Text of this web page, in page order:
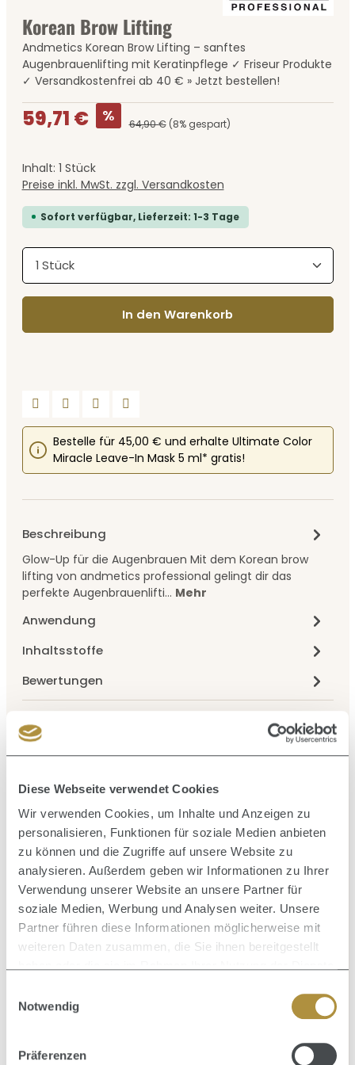
Diese Webseite verwendet Cookies
Wir verwenden Cookies, um Inhalte und Anzeigen zu
personalisieren, Funktionen für soziale Medien anbieten
zu können und die Zugriffe auf unsere Website zu
analysieren. Außerdem geben wir Informationen zu Ihrer
Verwendung unserer Website an unsere Partner für
soziale Medien, Werbung und Analysen weiter. Unsere
Partner führen diese Informationen möglicherweise mit
weiteren Daten zusammen, die Sie ihnen bereitgestellt
Notwendig
Präferenzen
Korean Brow Lifting
Andmetics Korean Brow Lifting – sanftes
Augenbrauenlifting mit Keratinpflege ✓ Friseur Produkte
✓ Versandkostenfrei ab 40 € » Jetzt bestellen!
Verkaufspreis:
59,71 € % 64,90 € (8% gespart)
Inhalt: 1 Stück
Preise inkl. MwSt. zzgl. Versandkosten
Sofort verfügbar, Lieferzeit: 1-3 Tage
Produkt Anzahl: Gib den gewünschten Wert
In den Warenkorb
Bestelle für 45,00 € und erhalte Ultimate Color
Miracle Leave-In Mask 5 ml* gratis!
Beschreibung
Glow-Up für die Augenbrauen Mit dem Korean brow
lifting von andmetics professional gelingt dir das
perfekte Augenbrauenlifti… Mehr
Anwendung
Inhaltsstoffe
Bewertungen